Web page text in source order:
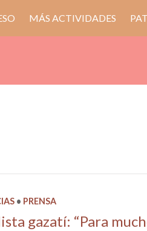
MÁS ACTIVIDADES
PRENSA
gazatí: “Para